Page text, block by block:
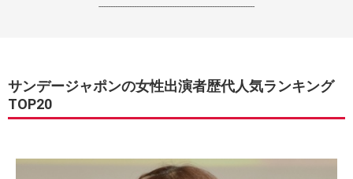
------------------------------------------------------------------
サンデージャポンの女性出演者歴代人気ランキング
TOP20